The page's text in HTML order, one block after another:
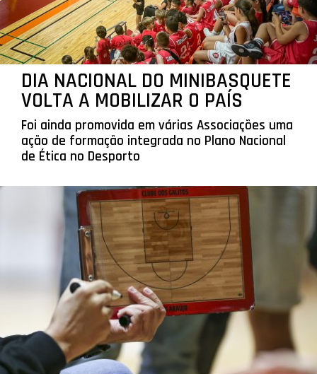
DIA NACIONAL DO MINIBASQUETE
VOLTA A MOBILIZAR O PAÍS
Foi ainda promovida em várias Associações uma
ação de formação integrada no Plano Nacional
de Ética no Desporto